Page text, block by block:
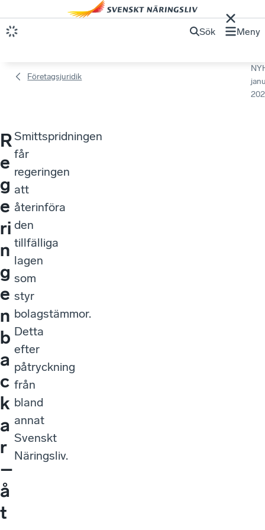
Sök Meny
Företagsjuridik
R
e
g
e
ri
n
g
e
n
b
a
c
k
a
r
–
å
t
Smittspridningen
får
regeringen
att
återinföra
den
tillfälliga
lagen
som
styr
bolagstämmor.
Detta
efter
påtryckning
från
bland
annat
Svenskt
Näringsliv.